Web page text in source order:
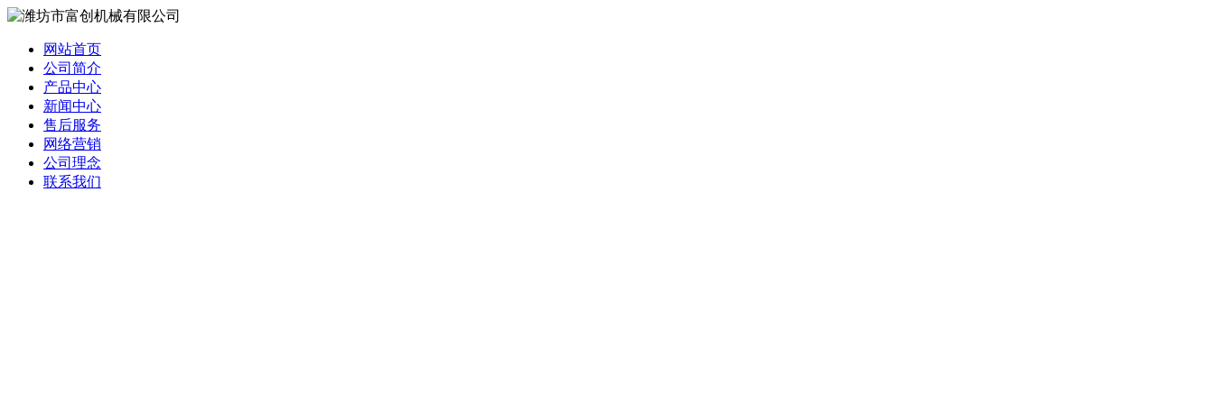
网站首页
公司简介
产品中心
新闻中心
售后服务
网络营销
公司理念
联系我们